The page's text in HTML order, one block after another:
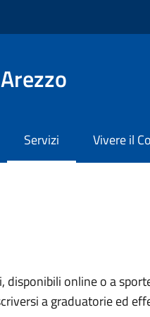
Servizi Vivere il
disponibili online o a
a graduatorie ed